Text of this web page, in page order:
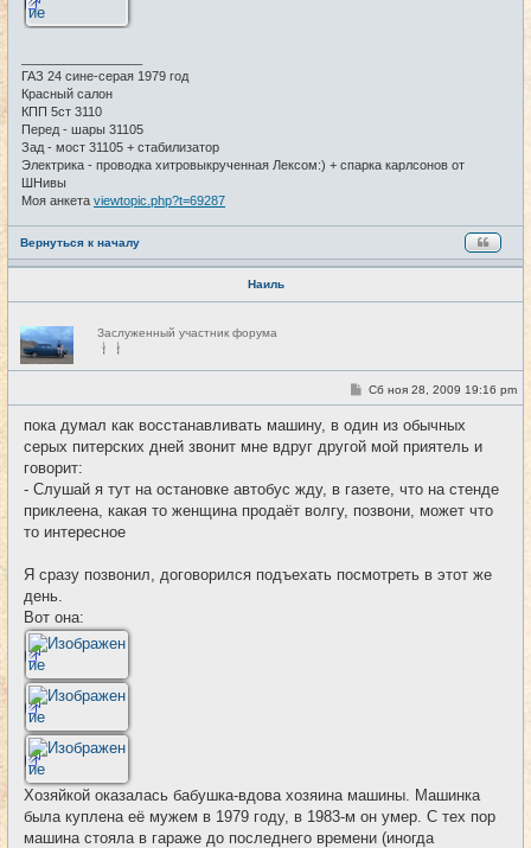
ГАЗ 24 сине-серая 1979 год
Красный салон
КПП 5ст 3110
Перед - шары 31105
Зад - мост 31105 + стабилизатор
Электрика - проводка хитровыкрученная Лексом:) + спарка карлсонов от
ШНивы
Моя анкета viewtopic.php?t=69287
Вернуться к началу
Наиль
Н
е
в
с
и
Заслуженный участник форума
#2
С
о
б
щ
и
Сб ноя 28, 2009 19:16 pm
пока думал как восстанавливать машину, в один из обычных
серых питерских дней звонит мне вдруг другой мой приятель и
говорит:
- Слушай я тут на остановке автобус жду, в газете, что на стенде
приклеена, какая то женщина продаёт волгу, позвони, может что
то интересное
Я сразу позвонил, договорился подъехать посмотреть в этот же
день.
Вот она:
Хозяйкой оказалась бабушка-вдова хозяина машины. Машинка
была куплена её мужем в 1979 году, в 1983-м он умер. С тех пор
машина стояла в гараже до последнего времени (иногда